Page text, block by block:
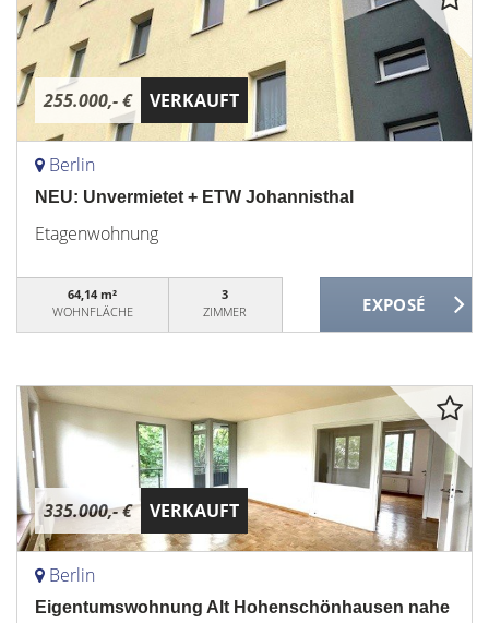
255.000,- € VERKAUFT
Berlin
NEU: Unvermietet + ETW Johannisthal
Etagenwohnung
64,14 m²
WOHNFLÄCHE
3
ZIMMER
335.000,- € VERKAUFT
Berlin
Eigentumswohnung Alt Hohenschönhausen nahe